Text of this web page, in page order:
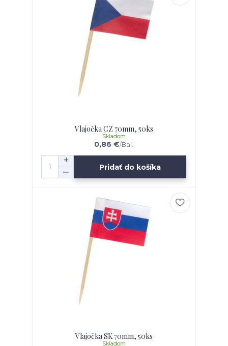
Vlajočka CZ 70mm, 50ks
0,86 €/Bal.
Skladom
Pridať do košíka
Vlajočka SK 70mm, 50ks
Skladom